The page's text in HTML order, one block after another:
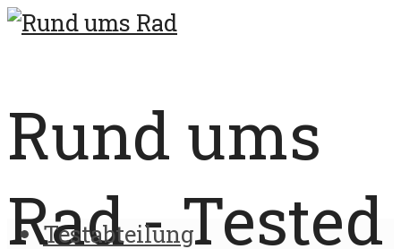
Rund ums
Rad - Tested
Testabteilung